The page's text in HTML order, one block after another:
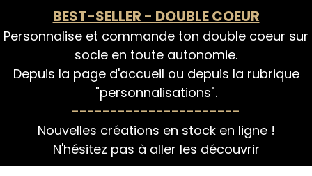
BEST-SELLER - DOUBLE COEUR
Personnalise et commande ton double coeur sur
socle en toute autonomie.
Depuis la page d'accueil ou depuis la rubrique
"personnalisations".
----------------------
Nouvelles créations en stock en ligne !
N'hésitez pas à aller les découvrir